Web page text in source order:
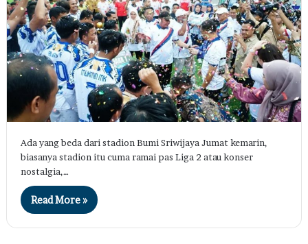
Ada yang beda dari stadion Bumi Sriwijaya Jumat kemarin,
biasanya stadion itu cuma ramai pas Liga 2 atau konser
nostalgia,…
Read More »